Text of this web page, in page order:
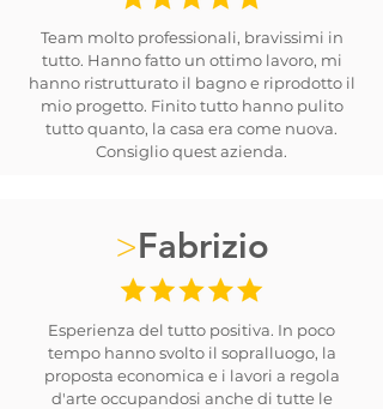
Team molto professionali, bravissimi in
tutto. Hanno fatto un ottimo lavoro, mi
hanno ristrutturato il bagno e riprodotto il
mio progetto. Finito tutto hanno pulito
tutto quanto, la casa era come nuova.
Consiglio quest azienda.
>Fabrizio
Esperienza del tutto positiva. In poco
tempo hanno svolto il sopralluogo, la
proposta economica e i lavori a regola
d'arte occupandosi anche di tutte le